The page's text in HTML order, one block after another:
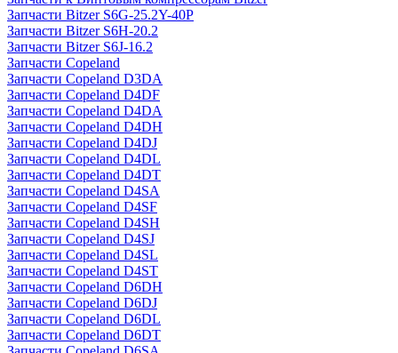
Запчасти Bitzer S6G-25.2Y-40P
Запчасти Bitzer S6H-20.2
Запчасти Bitzer S6J-16.2
Запчасти Copeland
Запчасти Copeland D3DA
Запчасти Copeland D4DF
Запчасти Copeland D4DA
Запчасти Copeland D4DH
Запчасти Copeland D4DJ
Запчасти Copeland D4DL
Запчасти Copeland D4DT
Запчасти Copeland D4SA
Запчасти Copeland D4SF
Запчасти Copeland D4SH
Запчасти Copeland D4SJ
Запчасти Copeland D4SL
Запчасти Copeland D4ST
Запчасти Copeland D6DH
Запчасти Copeland D6DJ
Запчасти Copeland D6DL
Запчасти Copeland D6DT